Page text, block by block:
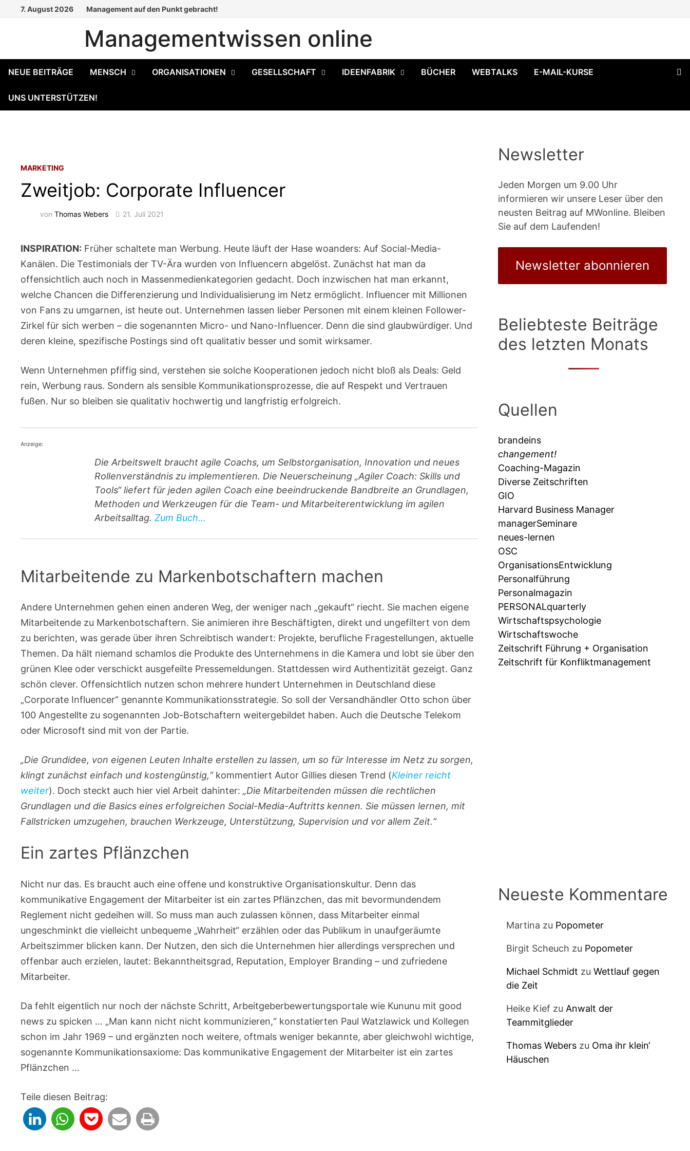
7. August 2026 Management auf den Punkt gebracht!
Managementwissen online
NEUE BEITRÄGE MENSCH ORGANISATIONEN GESELLSCHAFT IDEENFABRIK BÜCHER WEBTALKS E-MAIL-KURSE
UNS UNTERSTÜTZEN!
MARKETING
Zweitjob: Corporate Influencer
vonThomas Webers 21. Juli 2021
INSPIRATION: Früher schaltete man Werbung. Heute läuft der Hase woanders: Auf Social-Media-
Kanälen. Die Testimonials der TV-Ära wurden von Influencern abgelöst. Zunächst hat man da
offensichtlich auch noch in Massenmedienkategorien gedacht. Doch inzwischen hat man erkannt,
welche Chancen die Differenzierung und Individualisierung im Netz ermöglicht. Influencer mit Millionen
von Fans zu umgarnen, ist heute out. Unternehmen lassen lieber Personen mit einem kleinen Follower-
Zirkel für sich werben – die sogenannten Micro- und Nano-Influencer. Denn die sind glaubwürdiger. Und
deren kleine, spezifische Postings sind oft qualitativ besser und somit wirksamer.
Wenn Unternehmen pfiffig sind, verstehen sie solche Kooperationen jedoch nicht bloß als Deals: Geld
rein, Werbung raus. Sondern als sensible Kommunikationsprozesse, die auf Respekt und Vertrauen
fußen. Nur so bleiben sie qualitativ hochwertig und langfristig erfolgreich.
Anzeige:
Die Arbeitswelt braucht agile Coachs, um Selbstorganisation, Innovation und neues
Rollenverständnis zu implementieren. Die Neuerscheinung „Agiler Coach: Skills und
Tools“ liefert für jeden agilen Coach eine beeindruckende Bandbreite an Grundlagen,
Methoden und Werkzeugen für die Team- und Mitarbeiterentwicklung im agilen
Arbeitsalltag. Zum Buch...
Mitarbeitende zu Markenbotschaftern machen
Andere Unternehmen gehen einen anderen Weg, der weniger nach „gekauft“ riecht. Sie machen eigene
Mitarbeitende zu Markenbotschaftern. Sie animieren ihre Beschäftigten, direkt und ungefiltert von dem
zu berichten, was gerade über ihren Schreibtisch wandert: Projekte, berufliche Fragestellungen, aktuelle
Themen. Da hält niemand schamlos die Produkte des Unternehmens in die Kamera und lobt sie über den
grünen Klee oder verschickt ausgefeilte Pressemeldungen. Stattdessen wird Authentizität gezeigt. Ganz
schön clever. Offensichtlich nutzen schon mehrere hundert Unternehmen in Deutschland diese
„Corporate Influencer“ genannte Kommunikationsstrategie. So soll der Versandhändler Otto schon über
100 Angestellte zu sogenannten Job-Botschaftern weitergebildet haben. Auch die Deutsche Telekom
oder Microsoft sind mit von der Partie.
„Die Grundidee, von eigenen Leuten Inhalte erstellen zu lassen, um so für Interesse im Netz zu sorgen,
klingt zunächst einfach und kostengünstig,“kommentiert Autor Gillies diesen Trend (Kleiner reicht
weiter). Doch steckt auch hier viel Arbeit dahinter:„Die Mitarbeitenden müssen die rechtlichen
Grundlagen und die Basics eines erfolgreichen Social-Media-Auftritts kennen. Sie müssen lernen, mit
Fallstricken umzugehen, brauchen Werkzeuge, Unterstützung, Supervision und vor allem Zeit.“
Ein zartes Pflänzchen
Nicht nur das. Es braucht auch eine offene und konstruktive Organisationskultur. Denn das
kommunikative Engagement der Mitarbeiter ist ein zartes Pflänzchen, das mit bevormundendem
Reglement nicht gedeihen will. So muss man auch zulassen können, dass Mitarbeiter einmal
ungeschminkt die vielleicht unbequeme „Wahrheit“ erzählen oder das Publikum in unaufgeräumte
Arbeitszimmer blicken kann. Der Nutzen, den sich die Unternehmen hier allerdings versprechen und
offenbar auch erzielen, lautet: Bekanntheitsgrad, Reputation, Employer Branding – und zufriedene
Mitarbeiter.
Da fehlt eigentlich nur noch der nächste Schritt, Arbeitgeberbewertungsportale wie Kununu mit good
news zu spicken … „Man kann nicht nicht kommunizieren,“ konstatierten Paul Watzlawick und Kollegen
schon im Jahr 1969 – und ergänzten noch weitere, oftmals weniger bekannte, aber gleichwohl wichtige,
sogenannte Kommunikationsaxiome: Das kommunikative Engagement der Mitarbeiter ist ein zartes
Pflänzchen …
Teile diesen Beitrag:
Newsletter
Jeden Morgen um 9.00 Uhr
informieren wir unsere Leser über den
neusten Beitrag auf MWonline. Bleiben
Sie auf dem Laufenden!
Newsletter abonnieren
Beliebteste Beiträge
des letzten Monats
Quellen
brandeins
changement!
Coaching-Magazin
Diverse Zeitschriften
GIO
Harvard Business Manager
managerSeminare
neues-lernen
OSC
OrganisationsEntwicklung
Personalführung
Personalmagazin
PERSONALquarterly
Wirtschaftspsychologie
Wirtschaftswoche
Zeitschrift Führung + Organisation
Zeitschrift für Konfliktmanagement
Neueste Kommentare
Martina zu Popometer
Birgit Scheuch zu Popometer
Michael Schmidt zu Wettlauf gegen
die Zeit
Heike Kief zu Anwalt der
Teammitglieder
Thomas Weberszu Oma ihr klein‘
Häuschen